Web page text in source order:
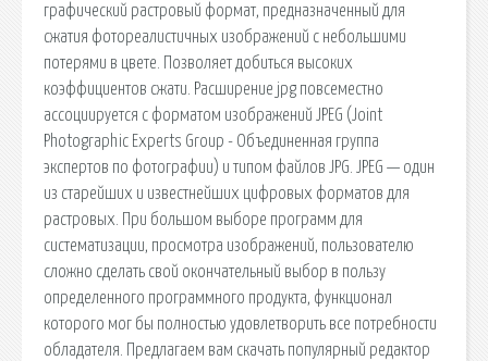
графический растровый формат, предназначенный для
сжатия фотореалистичных изображений с небольшими
потерями в цвете. Позволяет добиться высоких
коэффициентов сжати. Расширение jpg повсеместно
ассоциируется с форматом изображений JPEG (Joint
Photographic Experts Group - Объединенная группа
экспертов по фотографии) и типом файлов JPG. JPEG — один
из старейших и известнейших цифровых форматов для
растровых. При большом выборе программ для
систематизации, просмотра изображений, пользователю
сложно сделать свой окончательный выбор в пользу
определенного программного продукта, функционал
которого мог бы полностью удовлетворить все потребности
обладателя. Предлагаем вам скачать популярный редактор